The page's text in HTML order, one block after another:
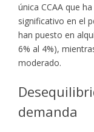
única CCAA que
significativo en el
han puesto en
6% al 4%),
moderado.
demanda